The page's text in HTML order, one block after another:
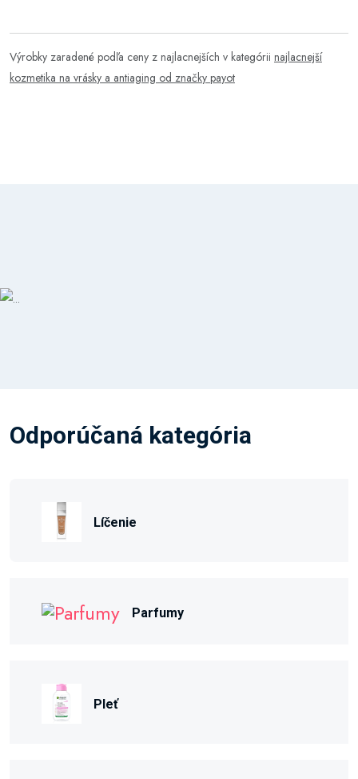
Výrobky zaradené podľa ceny z najlacnejších v kategórii najlacnejší
kozmetika na vrásky a antiaging od značky payot
Odporúčaná kategória
Líčenie
Parfumy
Pleť